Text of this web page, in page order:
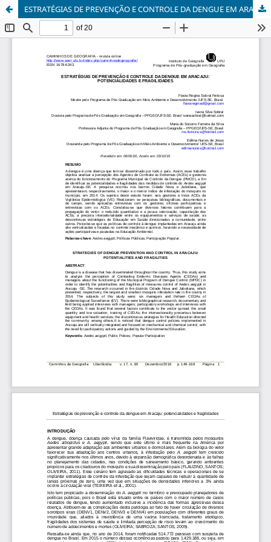
ESTRATÉGIAS DE PREVENÇÃO E CONTROLE DA DENGUE EM ARACAJU: POTENCIALIDADES E FRAGILIDADES